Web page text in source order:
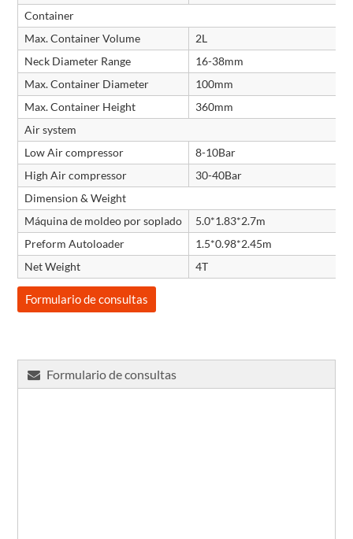
Container
Max. Container Volume
2L
Neck Diameter Range
16-38mm
Max. Container Diameter
100mm
Max. Container Height
360mm
Air system
Low Air compressor
8-10Bar
High Air compressor
30-40Bar
Dimension & Weight
Máquina de moldeo por soplado
5.0*1.83*2.7m
Preform Autoloader
1.5*0.98*2.45m
Net Weight
4T
Formulario de consultas
Formulario de consultas